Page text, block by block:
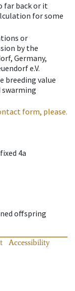
far back or it
for some
or
by the
Germany,
e.V.
breeding value
swarming
form, please.
4a
offspring
Accessibility